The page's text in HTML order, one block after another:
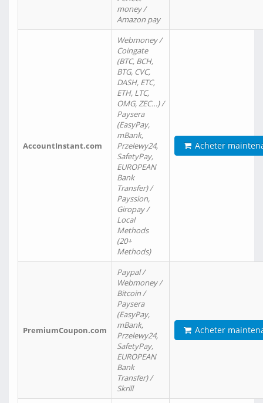
money /
Amazon pay
AccountInstant.com
Webmoney /
Coingate
(BTC, BCH,
BTG, CVC,
DASH, ETC,
ETH, LTC,
OMG, ZEC…) /
Paysera
(EasyPay,
mBank,
Przelewy24,
SafetyPay,
EUROPEAN
Bank
Transfer) /
Payssion,
Giropay /
Local
Methods
(20+
Methods)
Acheter
PremiumCoupon.com
Paypal /
Webmoney /
Bitcoin /
Paysera
(EasyPay,
mBank,
Przelewy24,
SafetyPay,
EUROPEAN
Bank
Transfer) /
Skrill
Acheter